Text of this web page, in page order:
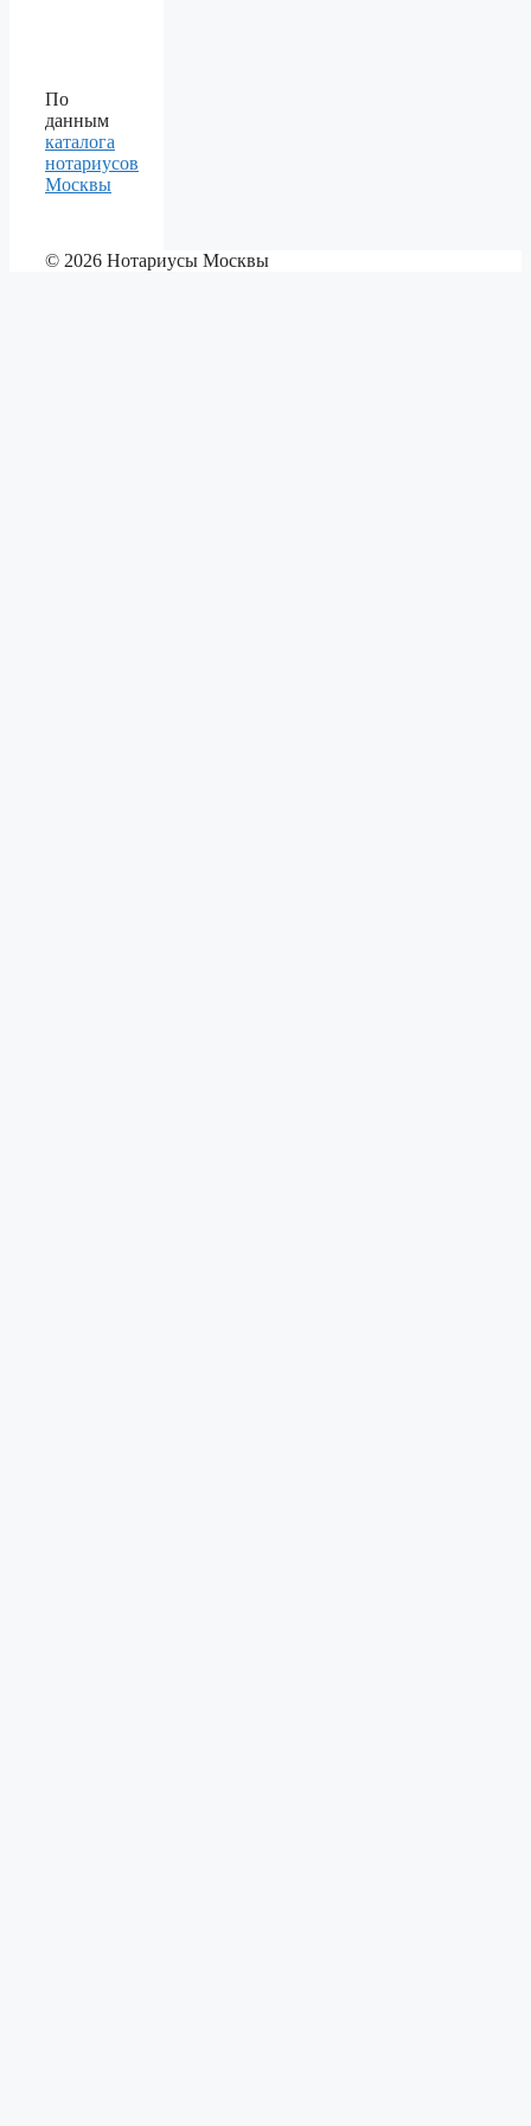
По
данным
каталога
нотариусов
Москвы
© 2026 Нотариусы Москвы